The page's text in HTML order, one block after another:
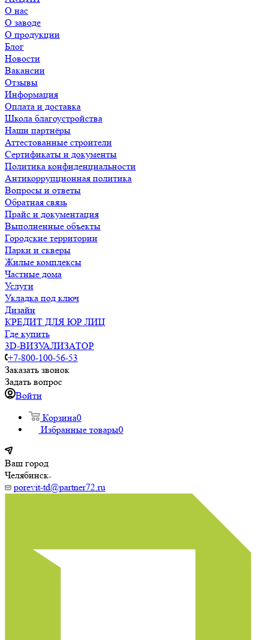
О нас
О заводе
О продукции
Блог
Новости
Вакансии
Отзывы
Информация
Оплата и доставка
Школа благоустройства
Наши партнёры
Аттестованные строители
Сертификаты и документы
Политика конфиденциальности
Антикоррупционная политика
Вопросы и ответы
Обратная связь
Прайс и документация
Выполненные объекты
Городские территории
Парки и скверы
Жилые комплексы
Частные дома
Услуги
Укладка под ключ
Дизайн
КРЕДИТ ДЛЯ ЮР ЛИЦ
Где купить
3D-ВИЗУАЛИЗАТОР
+7-800-100-56-53
Заказать звонок
Задать вопрос
Войти
Корзина0
Избранные товары0
Ваш город
Челябинск
porevit-td@partner72.ru